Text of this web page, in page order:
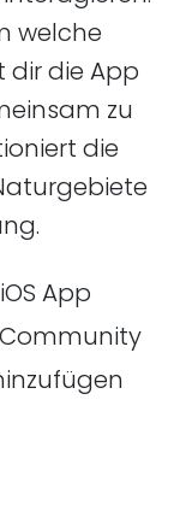
welche
dir die App
zu
die
App